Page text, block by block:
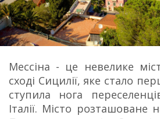
Мессіна - це невелике
сході Сицилії, яке стало
ступила нога
Італії. Місто розташоване